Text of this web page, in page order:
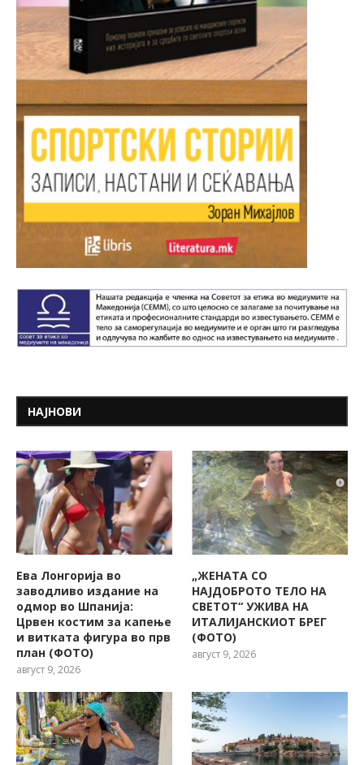
НАЈНОВИ
Ева Лонгорија во
заводливо издание на
одмор во Шпанија:
Црвен костим за капење
и витката фигура во прв
план (ФОТО)
август 9, 2026
„ЖЕНАТА СО
НАЈДОБРОТО ТЕЛО НА
СВЕТОТ“ УЖИВА НА
ИТАЛИЈАНСКИОТ БРЕГ
(ФОТО)
август 9, 2026